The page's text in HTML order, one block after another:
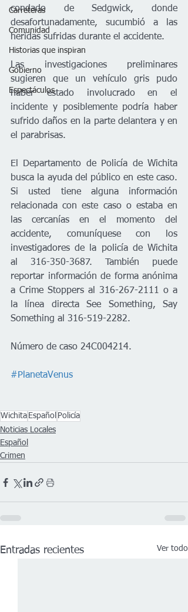
Carreteras
Comunidad
Historias que inspiran
Gobierno
Espectáculos
condado de Sedgwick, donde
desafortunadamente, sucumbió a las
heridas sufridas durante el accidente.
Las investigaciones preliminares
sugieren que un vehículo gris pudo
haber estado involucrado en el
incidente y posiblemente podría haber
sufrido daños en la parte delantera y en
el parabrisas.
El Departamento de Policía de Wichita
busca la ayuda del público en este caso.
Si usted tiene alguna información
relacionada con este caso o estaba en
las cercanías en el momento del
accidente, comuníquese con los
investigadores de la policía de Wichita
al 316-350-3687. También puede
reportar información de forma anónima
a Crime Stoppers al 316-267-2111 o a
la línea directa See Something, Say
Something al 316-519-2282.
Número de caso 24C004214.
#PlanetaVenus
Wichita Español Policía
Noticias Locales
Español
Crimen
Entradas recientes Ver todo